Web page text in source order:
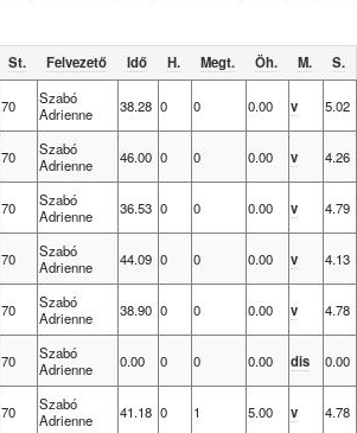
St. Felvezető Idő H. Megt. Öh. M.
S.
70
Szabó
Adrienne
38.28 0 0 0.00 v
5.02
70
Szabó
Adrienne
46.00 0 0 0.00 v
4.26
70
Szabó
Adrienne
36.53 0 0 0.00 v
4.79
70
Szabó
Adrienne
44.09 0 0 0.00 v
4.13
70
Szabó
Adrienne
38.90 0 0 0.00 v
4.78
70
Szabó
Adrienne
0.00 0 0 0.00 dis
0.00
70
Szabó
Adrienne
41.18 0 1 5.00 v
4.78